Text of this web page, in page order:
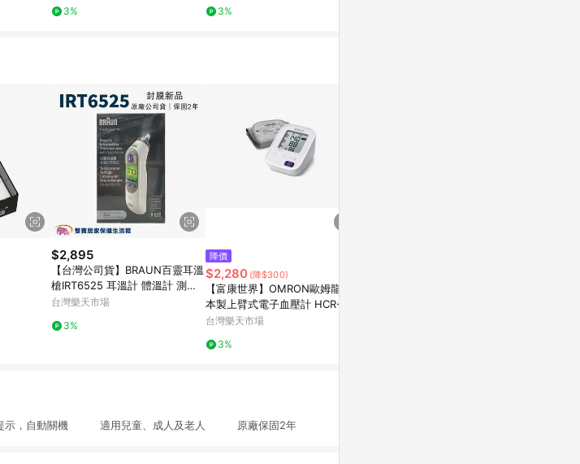
3%
3%
$2,895
【台灣公司貨】BRAUN百靈耳溫
槍IRT6525 耳溫計 體溫計 測量
體溫 IRT-6525 夜間模式 燈光 靜
台灣樂天市場
3%
降價
$2,280 (降$300)
【富康世界】OMRON歐姆龍 日
本製上臂式電子血壓計 HCR-710
4 (軟式壓脈帶/智慧加壓/60組記
台灣樂天市場
3%
，自動關機 適用兒童、成人及老人 原廠保固2年